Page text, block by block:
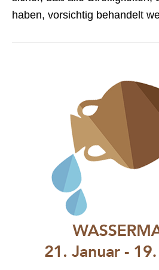
haben, vorsichtig behandelt